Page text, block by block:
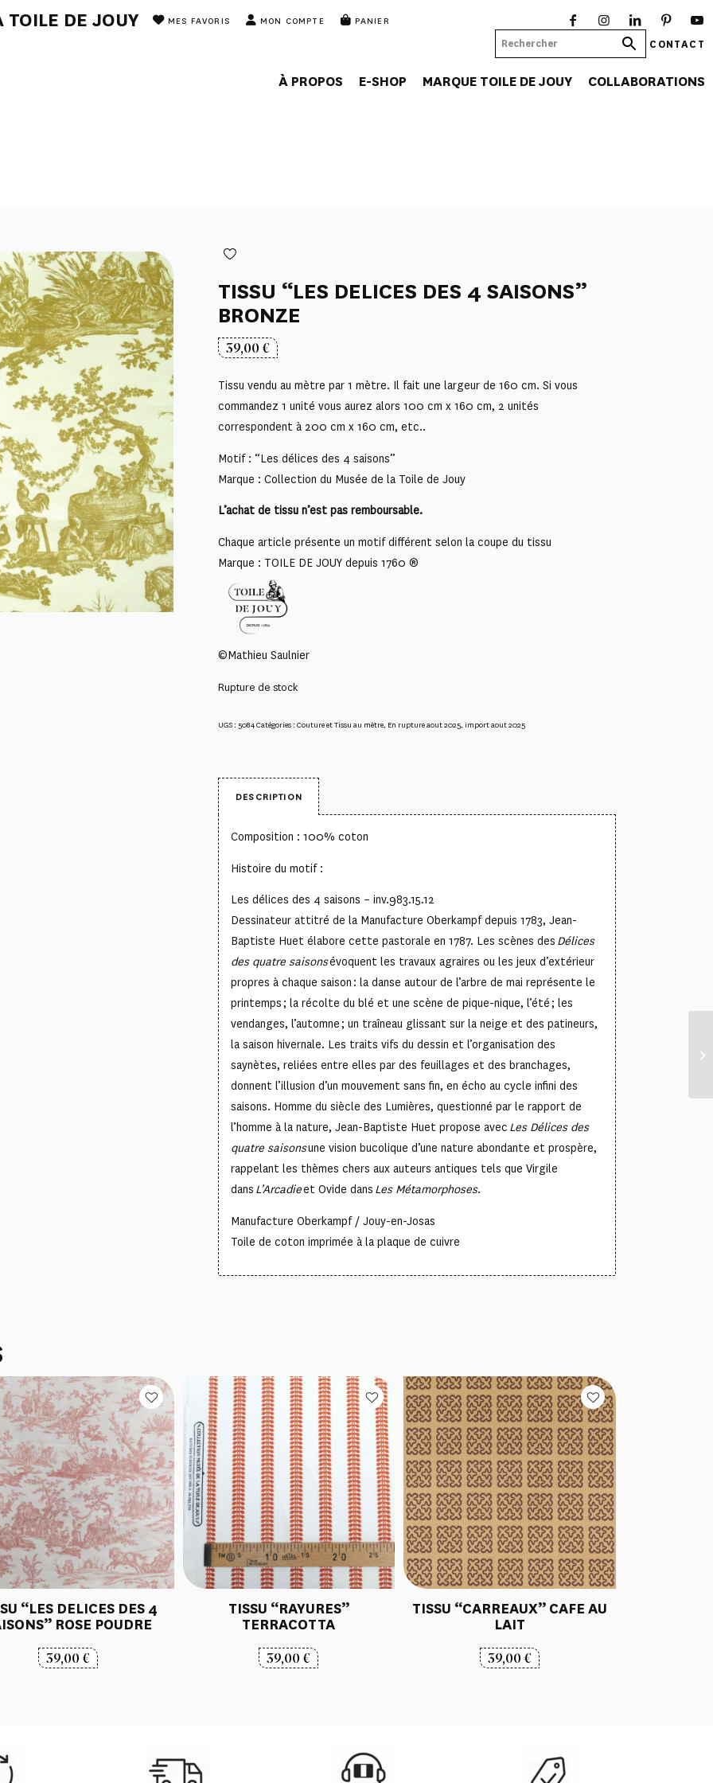
TOILE DE JOUY MES FAVORIS MON COMPTE PANIER
CONTACT
À PROPOS E-SHOP MARQUE TOILE DE JOUY COLLABORATIONS
TISSU “LES DELICES DES 4 SAISONS”
BRONZE
39,00€
Tissu vendu au mètre par 1 mètre. Il fait une largeur de 160 cm. Si vous
commandez 1 unité vous aurez alors 100 cm x 160 cm, 2 unités
correspondent à 200 cm x 160 cm, etc..
Motif : “Les délices des 4 saisons”
Marque : Collection du Musée de la Toile de Jouy
L’achat de tissu n’est pas remboursable.
Chaque article présente un motif différent selon la coupe du tissu
Marque : TOILE DE JOUY depuis 1760 ®
©Mathieu Saulnier
Rupture de stock
UGS : 5084Catégories :Couture et Tissu au mètre, En rupture aout 2025, import aout 2025
DESCRIPTION
Composition : 100% coton
Histoire du motif :
Les délices des 4 saisons – inv.983.15.12
Dessinateur attitré de la Manufacture Oberkampf depuis 1783, Jean-
Baptiste Huet élabore cette pastorale en 1787. Les scènes des Délices
des quatre saisonsévoquent les travaux agraires ou les jeux d’extérieur
propres à chaque saison : la danse autour de l’arbre de mai représente le
printemps ; la récolte du blé et une scène de pique-nique, l’été ; les
vendanges, l’automne ; un traîneau glissant sur la neige et des patineurs,
la saison hivernale. Les traits vifs du dessin et l’organisation des
saynètes, reliées entre elles par des feuillages et des branchages,
donnent l’illusion d’un mouvement sans fin, en écho au cycle infini des
saisons. Homme du siècle des Lumières, questionné par le rapport de
l’homme à la nature, Jean-Baptiste Huet propose avec Les Délices des
quatre saisonsune vision bucolique d’une nature abondante et prospère,
rappelant les thèmes chers aux auteurs antiques tels que Virgile
dans L’Arcadieet Ovide dans Les Métamorphoses.
Manufacture Oberkampf / Jouy-en-Josas
Toile de coton imprimée à la plaque de cuivre
“LES DELICES DES 4
ROSE POUDRE
39,00€
TISSU “RAYURES”
TERRACOTTA
39,00€
TISSU “CARREAUX” CAFE AU
LAIT
39,00€